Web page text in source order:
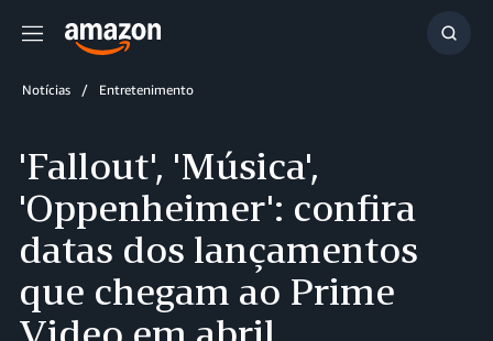
Menu
Notícias Entretenimento
'Fallout', 'Música',
'Oppenheimer': confira
datas dos lançamentos
que chegam ao Prime